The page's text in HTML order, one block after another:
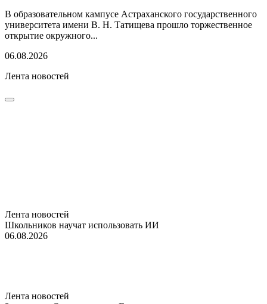
В образовательном кампусе Астраханского государственного
университета имени В. Н. Татищева прошло торжественное
открытие окружного...
06.08.2026
Лента новостей
Лента новостей
Школьников научат использовать ИИ
06.08.2026
Лента новостей